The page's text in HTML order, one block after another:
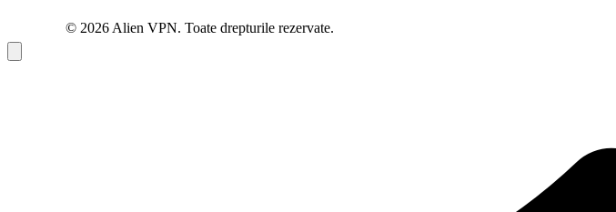
© 2026 Alien VPN. Toate drepturile rezervate.